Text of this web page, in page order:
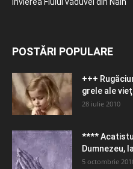
Învierea Fiului văduvei din Nain
POSTĂRI POPULARE
+++
grele ale
28 iulie 2010
****
Dumnezeu,
5 octombrie